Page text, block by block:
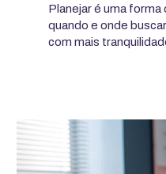
Planejar é uma forma
quando e onde
com mais